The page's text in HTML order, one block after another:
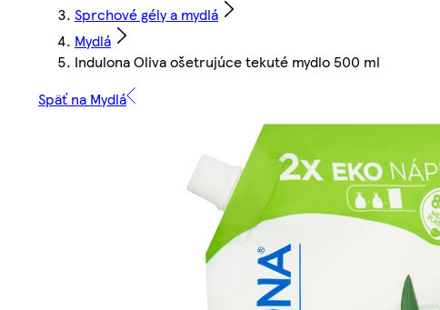
Sprchové gély a mydlá
Mydlá
Indulona Oliva ošetrujúce tekuté mydlo 500 ml
Späť na Mydlá